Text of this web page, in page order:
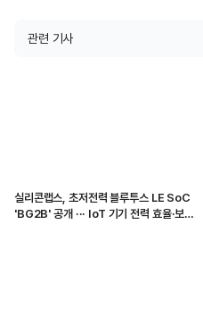
관련 기사
실리콘랩스, 초저전력 블루투스 LE SoC
'BG2B' 공개 ··· IoT 기기 전력 효율·보안